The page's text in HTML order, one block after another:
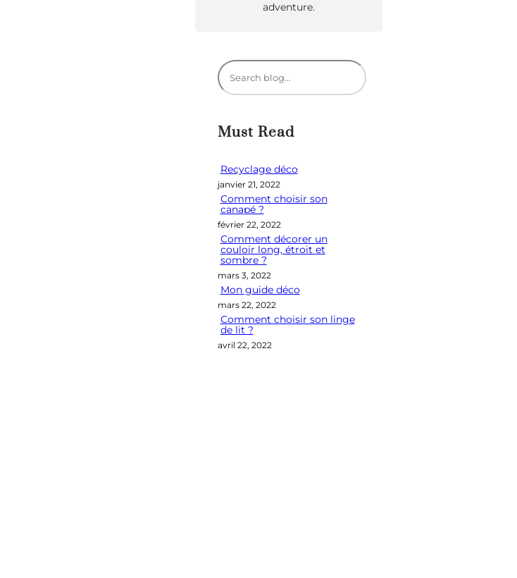
adventure.
R
e
h
r
c
h
e
r
Must Read
Recyclage déco
janvier 21, 2022
Comment choisir son
canapé ?
février 22, 2022
Comment décorer un
couloir long, étroit et
sombre ?
mars 3, 2022
Mon guide déco
mars 22, 2022
Comment choisir son linge
de lit ?
avril 22, 2022